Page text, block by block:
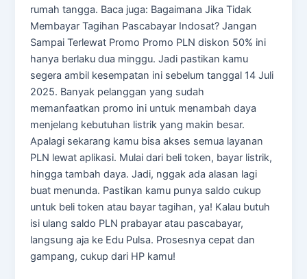
rumah tangga. Baca juga: Bagaimana Jika Tidak
Membayar Tagihan Pascabayar Indosat? Jangan
Sampai Terlewat Promo Promo PLN diskon 50% ini
hanya berlaku dua minggu. Jadi pastikan kamu
segera ambil kesempatan ini sebelum tanggal 14 Juli
2025. Banyak pelanggan yang sudah
memanfaatkan promo ini untuk menambah daya
menjelang kebutuhan listrik yang makin besar.
Apalagi sekarang kamu bisa akses semua layanan
PLN lewat aplikasi. Mulai dari beli token, bayar listrik,
hingga tambah daya. Jadi, nggak ada alasan lagi
buat menunda. Pastikan kamu punya saldo cukup
untuk beli token atau bayar tagihan, ya! Kalau butuh
isi ulang saldo PLN prabayar atau pascabayar,
langsung aja ke Edu Pulsa. Prosesnya cepat dan
gampang, cukup dari HP kamu!